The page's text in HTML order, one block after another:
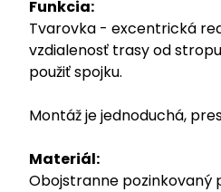
Funkcia:
Tvarovka - excentrická
vzdialenosť trasy od
použiť spojku.
Montáž je jednoduchá,
Materiál:
Obojstranne pozinkovaný